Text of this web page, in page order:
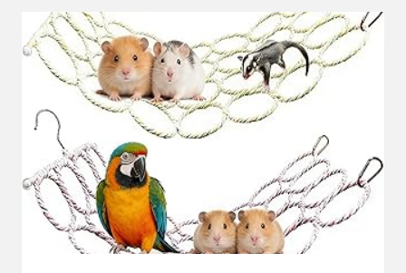
HAMSTER
LEITER
BRÜCKE
SPIELZEUG
HOLZ
KLETTERN
KLEINTIERKÄFIG
KLETTERSPIELZEUG